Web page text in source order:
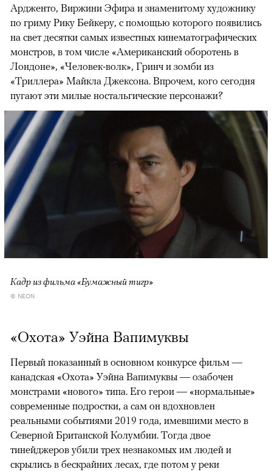
Ардженто, Виржини Эфира и знаменитому художнику
по гриму Рику Бейкеру, с помощью которого появились
на свет десятки самых известных кинематографических
монстров, в том числе «Американский оборотень в
Лондоне», «Человек-волк», Гринч и зомби из
«Триллера» Майкла Джексона. Впрочем, кого сегодня
пугают эти милые ностальгические персонажи?
Кадр из фильма «Бумажный тигр»
© NEON
«Охота» Уэйна Вапимуквы
Первый показанный в основном конкурсе фильм —
канадская «Охота» Уэйна Вапимуквы — озабочен
монстрами «нового» типа. Его герои — «нормальные»
современные подростки, а сам он вдохновлен
реальными событиями 2019 года, имевшими место в
Северной Британской Колумбии. Тогда двое
тинейджеров убили трех незнакомых им людей и
скрылись в бескрайних лесах, где потом у реки